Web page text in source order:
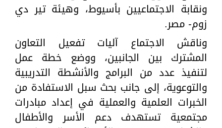
ونقابة الاجتماعيين بأسيوط، وهيئة تير دي
زوم- مصر.
وناقش الاجتماع آليات تفعيل التعاون
المشترك بين الجانبين، ووضع خطة عمل
لتنفيذ عدد من البرامج والأنشطة التدريبية
والتوعوية، إلى جانب بحث سبل الاستفادة من
الخبرات العلمية والعملية في إعداد مبادرات
مجتمعية تستهدف دعم الأسر والأطفال